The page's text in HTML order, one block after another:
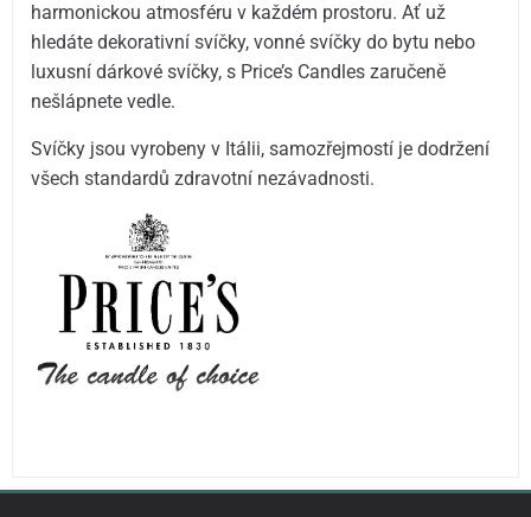
harmonickou atmosféru v každém prostoru. Ať už
hledáte dekorativní svíčky, vonné svíčky do bytu nebo
luxusní dárkové svíčky, s Price’s Candles zaručeně
nešlápnete vedle.
Svíčky jsou vyrobeny v Itálii, samozřejmostí je dodržení
všech standardů zdravotní nezávadnosti.